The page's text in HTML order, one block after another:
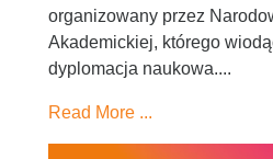
organizowany przez
Akademickiej, którego
dyplomacja naukowa....
Read More ...